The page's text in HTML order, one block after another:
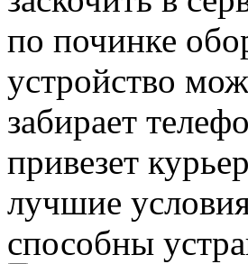
по починке
устройство
забирает
привезет
лучшие
способны